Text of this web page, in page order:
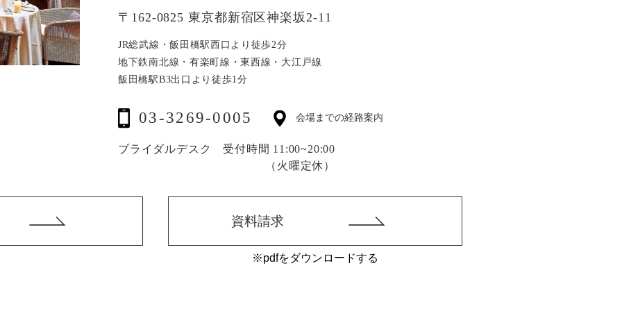
〒162-0825 東京都新宿区神楽坂2-11
JR総武線・飯田橋駅西口より徒歩2分
地下鉄南北線・有楽町線・東西線・大江戸線
飯田橋駅B3出口より徒歩1分
会場までの経路案内
03-3269-0005
ブライダルデスク 受付時間 11:00~20:00
（火曜定休）
資料請求
※pdfをダウンロードする